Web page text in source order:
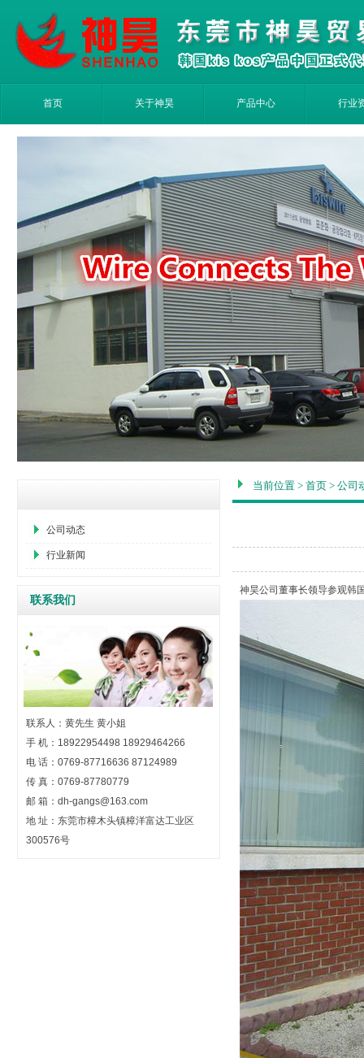
首页 关于神昊 产品中心 行业
公司动态
行业新闻
联系我们
联系人：黄先生 黄小姐
手 机：18922954498 18929464266
电 话：0769-87716636 87124989
传 真：0769-87780779
邮 箱：dh-gangs@163.com
地 址：东莞市樟木头镇樟洋富达工业区
300576号
当前位置 > 首页 > 公司
神昊公司董事长领导参观韩